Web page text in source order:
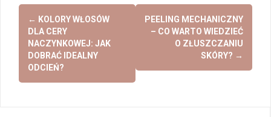
Post
navigation
← KOLORY WŁOSÓW
DLA CERY
NACZYNKOWEJ: JAK
DOBRAĆ IDEALNY
ODCIEŃ?
PEELING MECHANICZNY
– CO WARTO WIEDZIEĆ
O ZŁUSZCZANIU
SKÓRY? →